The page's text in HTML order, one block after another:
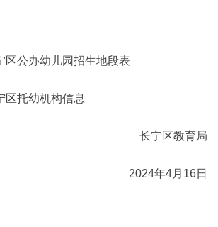
公办幼儿园招生地段表
托幼机构信息
长宁区教育局
2024年4月16日